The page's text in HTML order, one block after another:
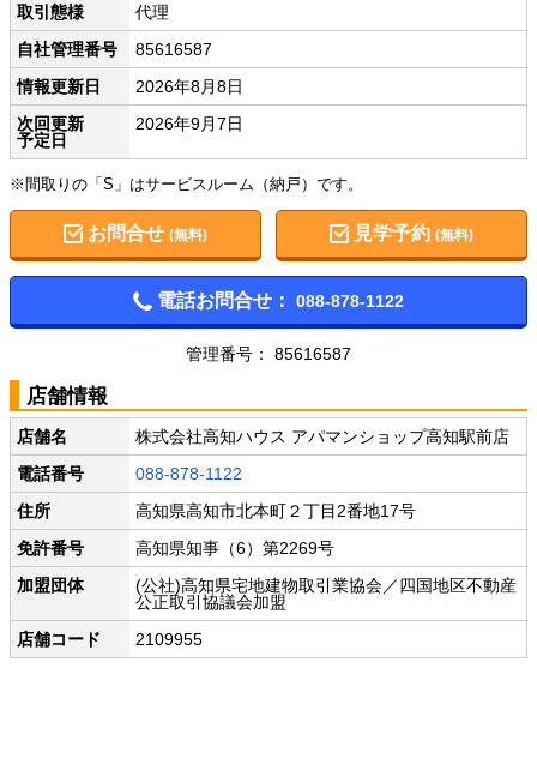
取引態様
代理
自社管理番号
85616587
情報更新日
2026年8月8日
次回更新
予定日
2026年9月7日
※間取りの「S」はサービスルーム（納戸）です。
お問合せ (無料) 見学予約(無料)
電話お問合せ： 088-878-1122
管理番号： 85616587
店舗情報
店舗名
株式会社高知ハウス アパマンショップ高知駅前店
電話番号
088-878-1122
住所
高知県高知市北本町２丁目2番地17号
免許番号
高知県知事（6）第2269号
加盟団体
(公社)高知県宅地建物取引業協会／四国地区不動産
公正取引協議会加盟
店舗コード
2109955